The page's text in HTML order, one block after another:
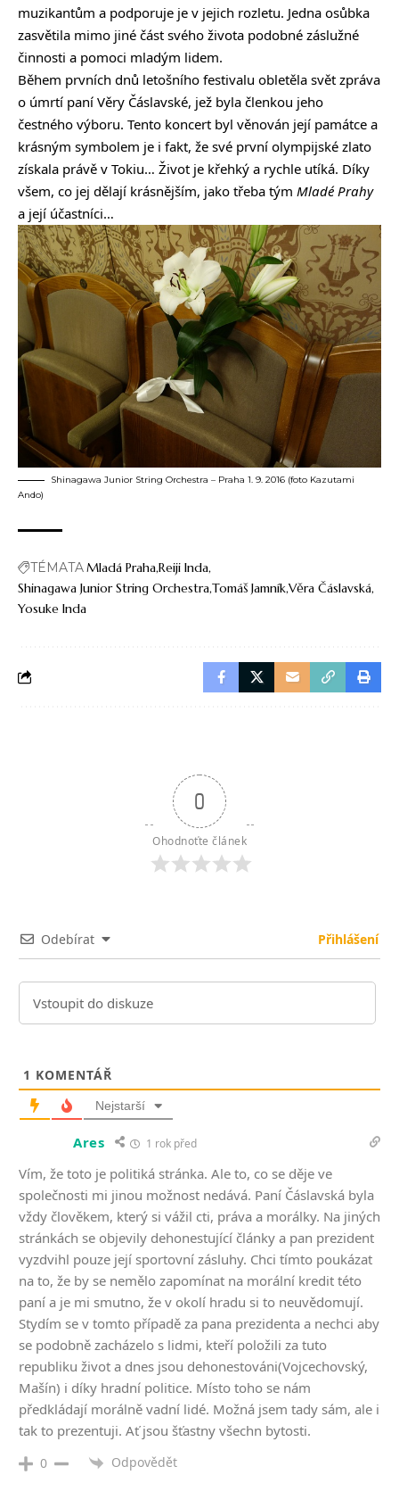
muzikantům a podporuje je v jejich rozletu. Jedna osůbka
zasvětila mimo jiné část svého života podobné záslužné
činnosti a pomoci mladým lidem.
Během prvních dnů letošního festivalu obletěla svět zpráva
o úmrtí paní Věry Čáslavské, jež byla členkou jeho
čestného výboru. Tento koncert byl věnován její památce a
krásným symbolem je i fakt, že své první olympijské zlato
získala právě v Tokiu… Život je křehký a rychle utíká. Díky
všem, co jej dělají krásnějším, jako třeba tým Mladé Prahy
a její účastníci…
Shinagawa Junior String Orchestra – Praha 1. 9. 2016 (foto Kazutami
Ando)
TÉMATAMladá PrahaReiji Inda
Shinagawa Junior String OrchestraTomáš JamníkVěra Čáslavská
Yosuke Inda
0
Ohodnoťte článek
Odebírat Přihlášení
1 KOMENTÁŘ
Nejstarší
Ares 1 rok před
Vím, že toto je politiká stránka. Ale to, co se děje ve
společnosti mi jinou možnost nedává. Paní Čáslavská byla
vždy člověkem, který si vážil cti, práva a morálky. Na jiných
stránkách se objevily dehonestující články a pan prezident
vyzdvihl pouze její sportovní zásluhy. Chci tímto poukázat
na to, že by se nemělo zapomínat na morální kredit této
paní a je mi smutno, že v okolí hradu si to neuvědomují.
Stydím se v tomto případě za pana prezidenta a nechci aby
se podobně zacházelo s lidmi, kteří položili za tuto
republiku život a dnes jsou dehonestováni(Vojcechovský,
Mašín) i díky hradní politice. Místo toho se nám
předkládají morálně vadní lidé. Možná jsem tady sám, ale i
tak to prezentuji. Ať jsou šťastny všechn bytosti.
0 Odpovědět